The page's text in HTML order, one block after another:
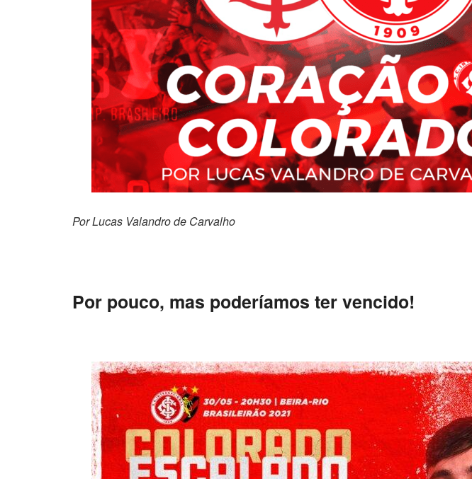
Por Lucas Valandro de Carvalho
Por pouco, mas poderíamos ter vencido!